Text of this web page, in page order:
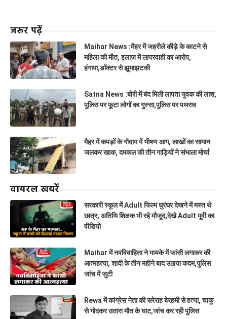
जरूर पढ़ें
Maihar News :मैहर में जहरीले कीड़े के काटने से
महिला की मौत, इलाज में लापरवाही का आरोप,
हंगामा,डॉक्टर से झूमाझटकी
Satna News :बोरी में बंद मिली लापता युवक की लाश,
पुलिस पर फूटा लोगों का गुस्सा,पुलिस पर पथराव
मैहर में कपड़ों के गोदाम में भीषण आग, लाखों का सामान
जलकर खाक, दमकल की तीन गाड़ियों ने संभाला मोर्चा
वायरल खबरें
सरकारी स्कूल में Adult फिल्म धुरंधर देखने में मस्त थे
छात्र, अतिथि शिक्षक भी रहे मौजूद,देखे Adult मूवी का
वीडियो
Maihar में नवविवाहिता ने मायके में फांसी लगाकर की
आत्महत्या, शादी के तीन महीने बाद उठाया कदम,पुलिस
जांच में जुटी
Rewa में कांग्रेस नेता की सरेराह बेरहमी से हत्या, चाकू
से गोदकर उतारा मौत के घाट,जांच कर रही पुलिस